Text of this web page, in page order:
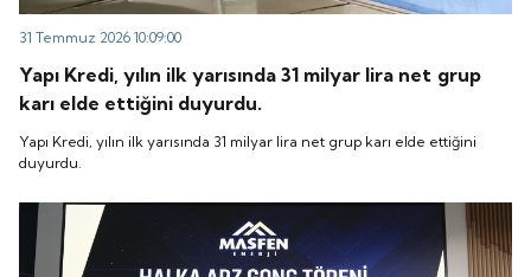
31 Temmuz 2026 10:09:00
Yapı Kredi, yılın ilk yarısında 31 milyar lira net grup
karı elde ettiğini duyurdu.
Yapı Kredi, yılın ilk yarısında 31 milyar lira net grup karı elde ettiğini
duyurdu.